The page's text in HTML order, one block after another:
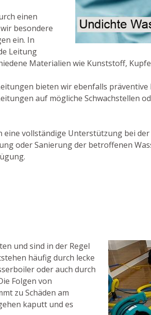
einen
besondere
ein. In
Leitung
Materialien wie Kunststoff,
bieten wir ebenfalls
auf mögliche Schwachstellen
vollständige Unterstützung bei
oder Sanierung der betroffenen
und sind in der Regel
häufig durch lecke
oder auch durch
Folgen von
zu Schäden am
kaputt und es